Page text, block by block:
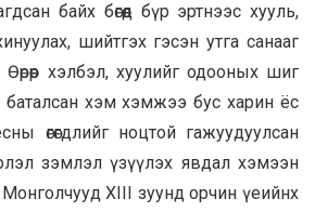
байх бөгөөд бүр эртнээс хууль,
шийтгэх гэсэн утга санааг
хэлбэл, хуулийг одооных шиг
баталсан хэм хэмжээ бус харин ёс
өгөгдлийг ноцтой гажуудуулсан
зэмлэл үзүүлэх явдал хэмээн
XIII зуунд орчин үеийнх